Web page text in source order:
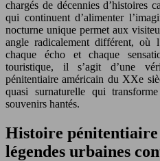
chargés de décennies d’histoires
qui continuent d’alimenter
nocturne unique permet aux
angle radicalement différent, où
chaque écho et chaque
touristique, il s’agit d’une
pénitentiaire américain du XXe
quasi surnaturelle qui
souvenirs hantés.
Histoire pénitentiaire
légendes urbaines